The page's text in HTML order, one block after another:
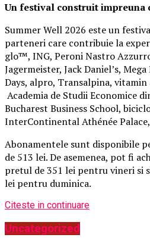
Un festival construitimpreuna
Summer Well 2026 este un
parteneri care contribuie la
glo™, ING, Peroni Nastro
Jagermeister, Jack Daniel’s,
Days, alpro, Transalpina, vitamin
Academia de Studii Economice
Bucharest Business School,
InterContinental Athénée Palace,
Abonamentele sunt disponibile
de 513 lei. De asemenea, pot fi
pretul de 351 lei pentru vineri si
lei pentru duminica.
Citeste in continuare
Uncategorized